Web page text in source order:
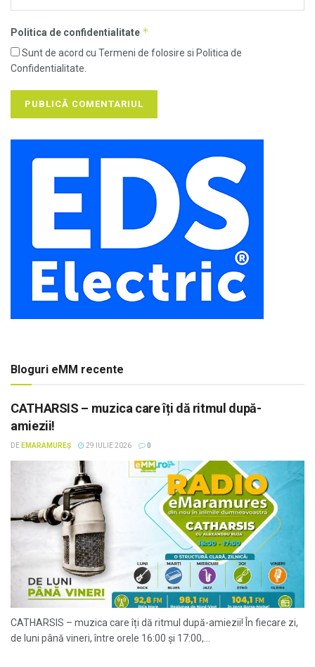
Politica de confidentialitate *
Sunt de acord cu Termeni de folosire si Politica de
Confidentialitate.
Bloguri eMM recente
CATHARSIS – muzica care îți dă ritmul după-
amiezii!
DE EMARAMUREȘ 29 IULIE 2026 0
CATHARSIS – muzica care îți dă ritmul după-amiezii! În fiecare zi,
de luni până vineri, între orele 16:00 și 17:00,...